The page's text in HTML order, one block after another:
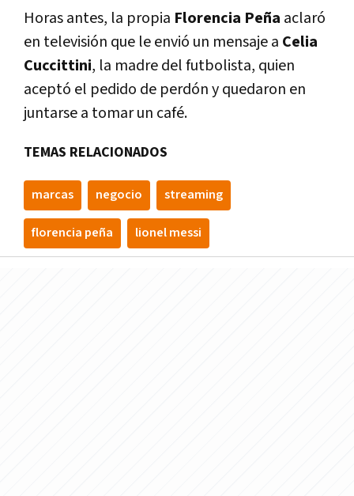
Horas antes, la propia Florencia Peña aclaró
en televisión que le envió un mensaje a Celia
Cuccittini, la madre del futbolista, quien
aceptó el pedido de perdón y quedaron en
juntarse a tomar un café.
TEMAS RELACIONADOS
marcas negocio streaming
florencia peña lionel messi